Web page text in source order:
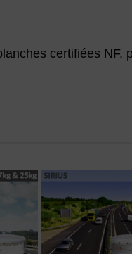
certifiées NF,